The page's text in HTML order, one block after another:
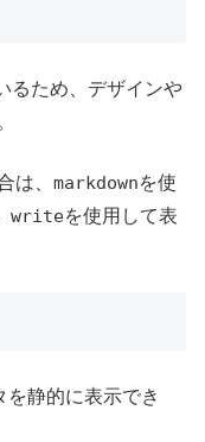
るため、デザインや
は、 markdownを使
writeを使用して表
を静的に表示でき